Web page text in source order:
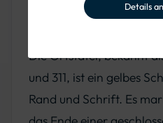
Details
Ortstafel (VZ 310 und
Die Ortstafel, bekannt
und 311, ist ein gelbes
Rand und Schrift. Es